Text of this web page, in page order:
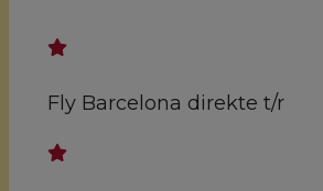
Fly Barcelona direkte t/r